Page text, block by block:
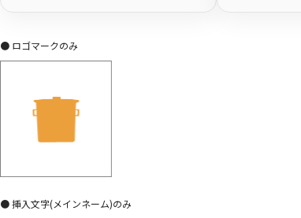
● ロゴマークのみ
● 挿入文字(メインネーム)のみ